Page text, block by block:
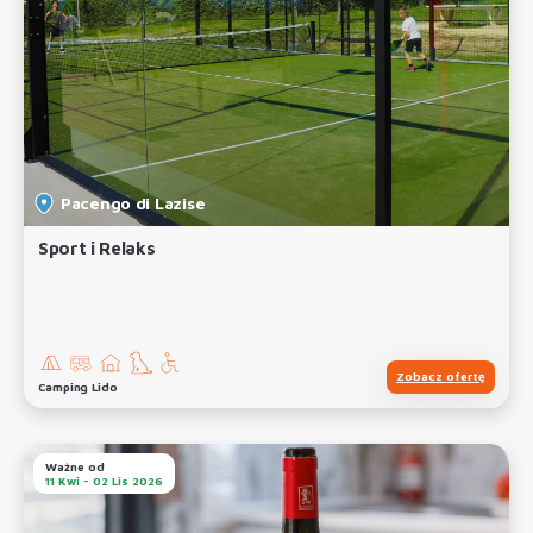
Pacengo di Lazise
Sport i Relaks
Camping Lido
Zobacz ofertę
Ważne od
11 Kwi - 02 Lis 2026